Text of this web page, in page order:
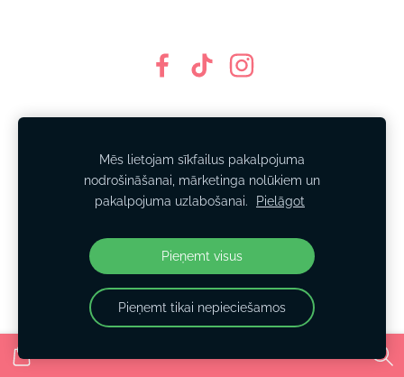
Mēs lietojam sīkfailus pakalpojuma
nodrošināšanai, mārketinga nolūkiem un
pakalpojuma uzlabošanai.
Pielāgot
Pieņemt visus
Pieņemt tikai nepieciešamos